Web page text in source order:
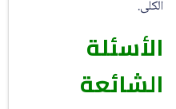
الأسئلة
الشائعة